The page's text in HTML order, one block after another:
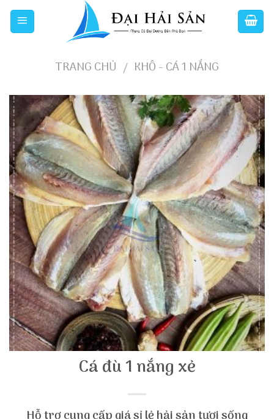
Skip
TRANG CHỦ / KHÔ - CÁ 1 NẮNG
Cá đù 1 nắng xẻ